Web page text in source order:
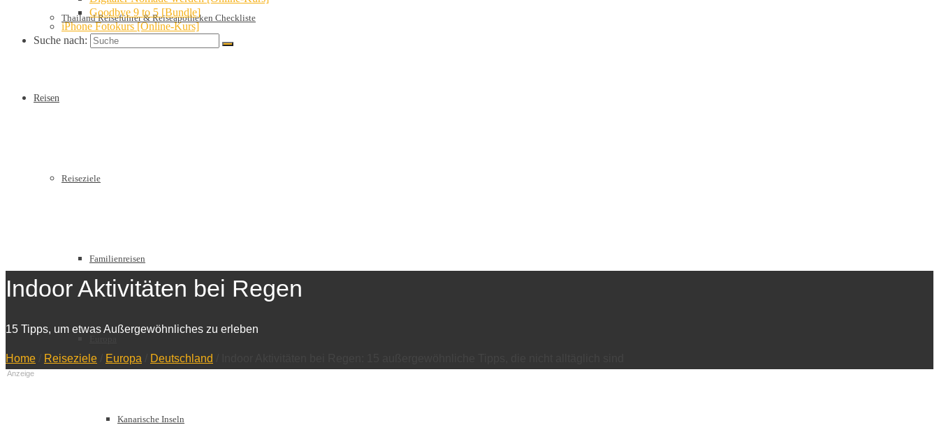
Thailand Reiseführer & Reiseapotheken Checkliste
Reisen
Reiseziele
Familienreisen
Kanarische Inseln
Goodbye 9 to 5 [Bundle]
iPhone Fotokurs [Online-Kurs]
Suche nach:
Indoor Aktivitäten bei Regen
15 Tipps, um etwas Außergewöhnliches zu erleben
Home Reiseziele Europa Deutschland
Anzeige